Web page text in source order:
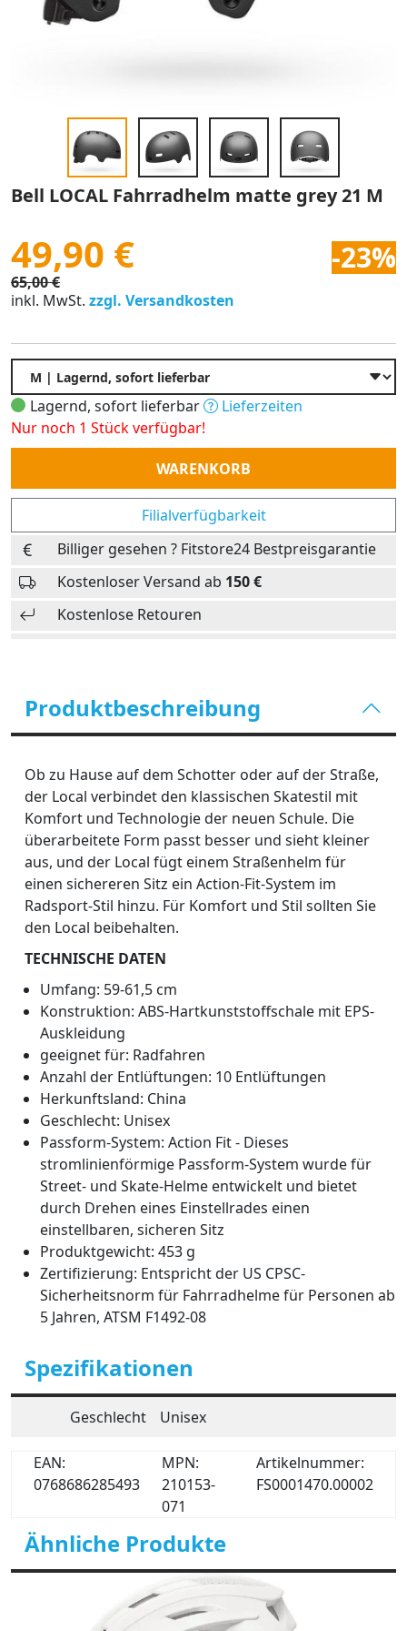
Bell LOCAL Fahrradhelm matte grey 21 M
49,90 € -23%
65,00 €
inkl. MwSt. zzgl. Versandkosten
Lagernd, sofort lieferbar
Lieferzeiten
Nur noch 1 Stück verfügbar!
Anzahl
WARENKORB
Filialverfügbarkeit
Billiger gesehen ? Fitstore24 Bestpreisgarantie
Kostenloser Versand ab 150 €
Kostenlose Retouren
Produktbeschreibung
Ob zu Hause auf dem Schotter oder auf der Straße,
der Local verbindet den klassischen Skatestil mit
Komfort und Technologie der neuen Schule. Die
überarbeitete Form passt besser und sieht kleiner
aus, und der Local fügt einem Straßenhelm für
einen sichereren Sitz ein Action-Fit-System im
Radsport-Stil hinzu. Für Komfort und Stil sollten Sie
den Local beibehalten.
TECHNISCHE DATEN
Umfang: 59-61,5 cm
Konstruktion: ABS-Hartkunststoffschale mit EPS-
Auskleidung
geeignet für: Radfahren
Anzahl der Entlüftungen: 10 Entlüftungen
Herkunftsland: China
Geschlecht: Unisex
Passform-System: Action Fit - Dieses
stromlinienförmige Passform-System wurde für
Street- und Skate-Helme entwickelt und bietet
durch Drehen eines Einstellrades einen
einstellbaren, sicheren Sitz
Produktgewicht: 453 g
Zertifizierung: Entspricht der US CPSC-
Sicherheitsnorm für Fahrradhelme für Personen ab
5 Jahren, ATSM F1492-08
Spezifikationen
Geschlecht Unisex
EAN:
0768686285493
MPN:
210153-
071
Artikelnummer:
FS0001470.00002
Ähnliche Produkte